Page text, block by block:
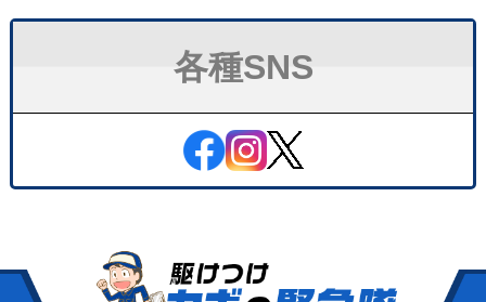
各種SNS